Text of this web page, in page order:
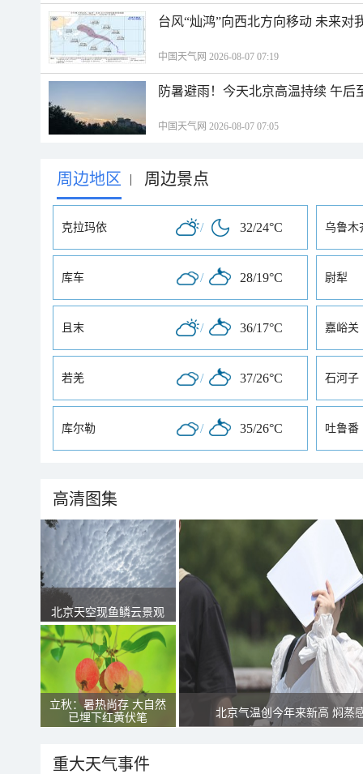
台风“灿鸿”向西北方向移动 未来对
中国天气网 2026-08-07 07:19
防暑避雨！今天北京高温持续 午
中国天气网 2026-08-07 07:05
周边地区 | 周边景点
克拉玛依 / 32/24°C 乌鲁木
库车 / 28/19°C 尉犁
且末 / 36/17°C 嘉峪关
若羌 / 37/26°C 石河子
库尔勒 / 35/26°C 吐鲁番
高清图集
北京天空现鱼鳞云景观
立秋：暑热尚存 大自然
已埋下红黄伏笔
北京气温创今年来新高 焖蒸
重大天气事件